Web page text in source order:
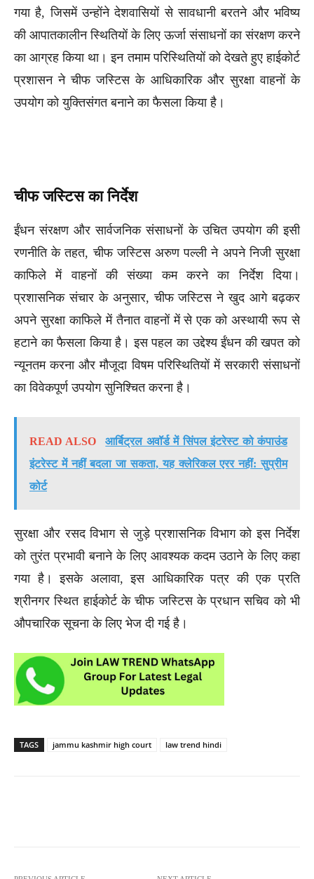
गया है, जिसमें उन्होंने देशवासियों से सावधानी बरतने और भविष्य
की आपातकालीन स्थितियों के लिए ऊर्जा संसाधनों का संरक्षण करने
का आग्रह किया था। इन तमाम परिस्थितियों को देखते हुए हाईकोर्ट
प्रशासन ने चीफ जस्टिस के आधिकारिक और सुरक्षा वाहनों के
उपयोग को युक्तिसंगत बनाने का फैसला किया है।
चीफ जस्टिस का निर्देश
ईंधन संरक्षण और सार्वजनिक संसाधनों के उचित उपयोग की इसी
रणनीति के तहत, चीफ जस्टिस अरुण पल्ली ने अपने निजी सुरक्षा
काफिले में वाहनों की संख्या कम करने का निर्देश दिया।
प्रशासनिक संचार के अनुसार, चीफ जस्टिस ने खुद आगे बढ़कर
अपने सुरक्षा काफिले में तैनात वाहनों में से एक को अस्थायी रूप से
हटाने का फैसला किया है। इस पहल का उद्देश्य ईंधन की खपत को
न्यूनतम करना और मौजूदा विषम परिस्थितियों में सरकारी संसाधनों
का विवेकपूर्ण उपयोग सुनिश्चित करना है।
READ ALSO
आर्बिट्रल अवॉर्ड में सिंपल इंटरेस्ट को कंपाउंड
इंटरेस्ट में नहीं बदला जा सकता, यह क्लेरिकल एरर नहीं: सुप्रीम
कोर्ट
सुरक्षा और रसद विभाग से जुड़े प्रशासनिक विभाग को इस निर्देश
को तुरंत प्रभावी बनाने के लिए आवश्यक कदम उठाने के लिए कहा
गया है। इसके अलावा, इस आधिकारिक पत्र की एक प्रति
श्रीनगर स्थित हाईकोर्ट के चीफ जस्टिस के प्रधान सचिव को भी
औपचारिक सूचना के लिए भेज दी गई है।
TAGS jammu kashmir high court law trend hindi